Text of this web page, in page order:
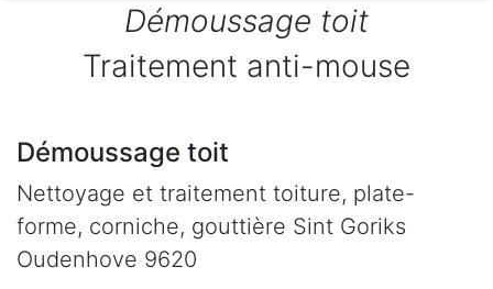
Démoussage toit
Traitement anti-mouse
Démoussage toit
Nettoyage et traitement toiture, plate-
forme, corniche, gouttière Sint Goriks
Oudenhove 9620